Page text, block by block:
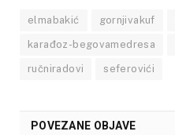
elmabakić gornjivakuf
karađoz-begovamedresa
ručniradovi seferovići
POVEZANE OBJAVE